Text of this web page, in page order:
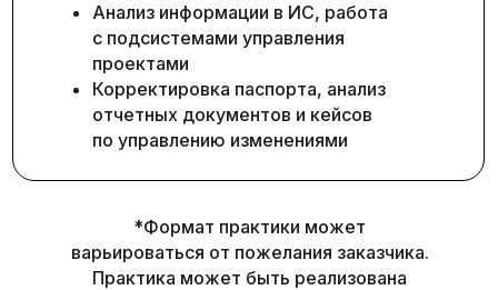
*Формат практики может
варьироваться от пожелания заказчика.
Практика может быть реализована
Анализ информации в ИС, работа
с подсистемами управления
проектами
Корректировка паспорта, анализ
отчетных документов и кейсов
по управлению изменениями